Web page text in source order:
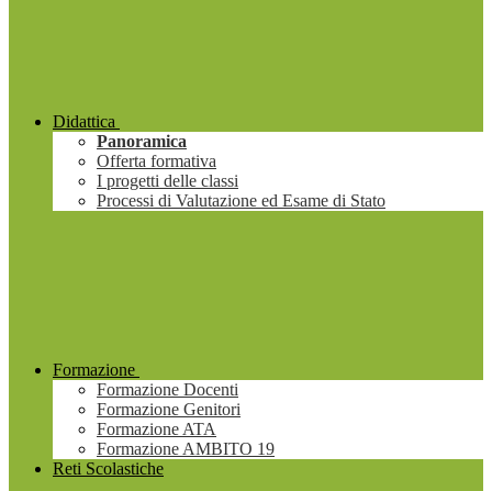
Didattica
Panoramica
Offerta formativa
I progetti delle classi
Processi di Valutazione ed Esame di Stato
Formazione
Formazione Docenti
Formazione Genitori
Formazione ATA
Formazione AMBITO 19
Reti Scolastiche